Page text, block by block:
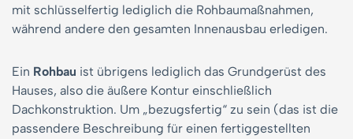
mit schlüsselfertig lediglich die Rohbaumaßnahmen,
während andere den gesamten Innenausbau erledigen.
Ein Rohbau ist übrigens lediglich das Grundgerüst des
Hauses, also die äußere Kontur einschließlich
Dachkonstruktion. Um „bezugsfertig“ zu sein (das ist die
passendere Beschreibung für einen fertiggestellten